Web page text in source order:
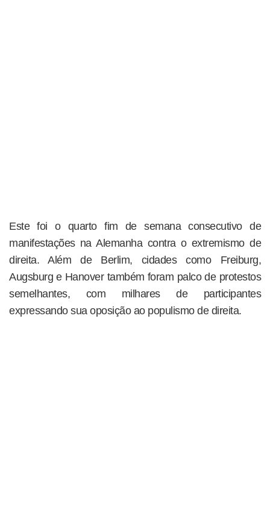
Este foi o quarto fim de semana consecutivo de
manifestações na Alemanha contra o extremismo de
direita. Além de Berlim, cidades como Freiburg,
Augsburg e Hanover também foram palco de protestos
semelhantes, com milhares de participantes
expressando sua oposição ao populismo de direita.